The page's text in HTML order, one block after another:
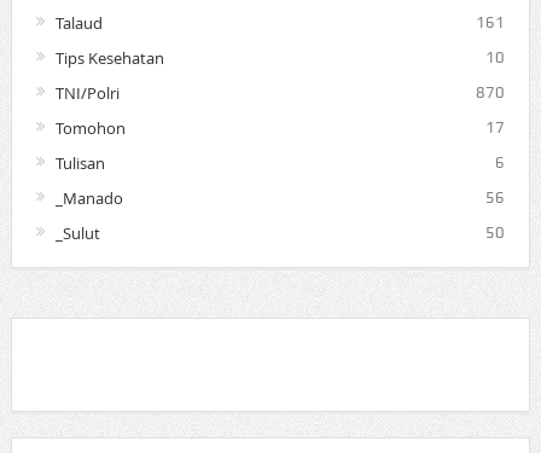
Talaud 161
Tips Kesehatan 10
TNI/Polri 870
Tomohon 17
Tulisan 6
_Manado 56
_Sulut 50